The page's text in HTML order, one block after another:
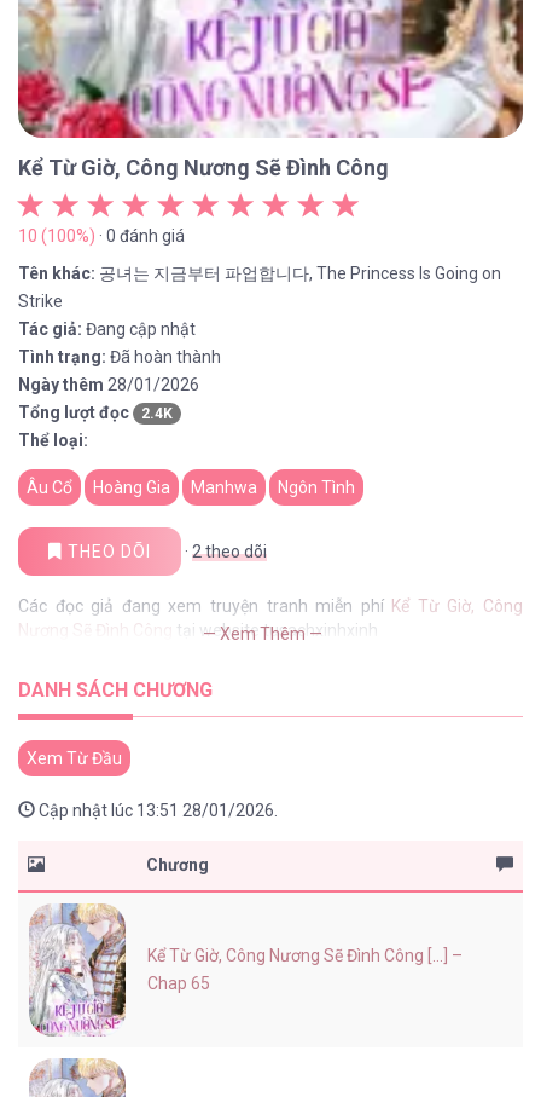
Kể Từ Giờ, Công Nương Sẽ Đình Công
10 (100%) · 0 đánh giá
Tên khác: 공녀는 지금부터 파업합니다, The Princess Is Going on
Strike
Tác giả: Đang cập nhật
Tình trạng: Đã hoàn thành
Ngày thêm 28/01/2026
Tổng lượt đọc
2.4K
Thể loại:
Âu Cổ Hoàng Gia Manhwa Ngôn Tình
THEO DÕI · 2theo dõi
Các đọc giả đang xem truyện tranh miễn phí Kể Từ Giờ, Công
Nương Sẽ Đình Công
tại website tusachxinhxinh
— Xem Thêm —
DANH SÁCH CHƯƠNG
Xem Từ Đầu
Cập nhật lúc 13:51 28/01/2026.
Chương
Kể Từ Giờ, Công Nương Sẽ Đình Công [...] –
Chap 65